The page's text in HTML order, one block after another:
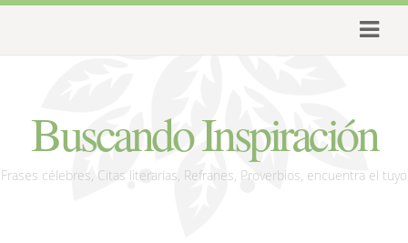
Buscando Inspiración
Frases célebres, Citas literarias, Refranes, Proverbios, encuentra el tuyo